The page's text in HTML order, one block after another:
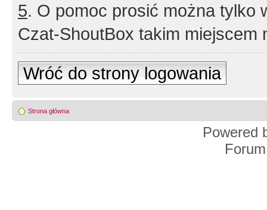
5. O pomoc prosić można tylko
Czat-ShoutBox takim miejscem
Wróć do strony logowania
Strona główna
Powered